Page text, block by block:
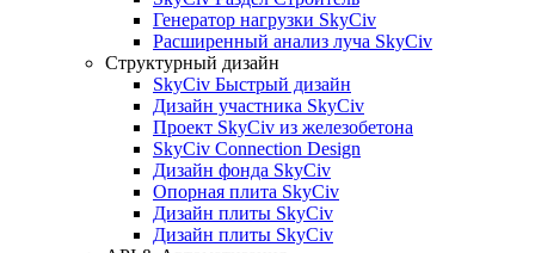
Генератор нагрузки SkyCiv
Расширенный анализ луча SkyCiv
Структурный дизайн
SkyCiv Быстрый дизайн
Дизайн участника SkyCiv
Проект SkyCiv из железобетона
SkyCiv Connection Design
Дизайн фонда SkyCiv
Опорная плита SkyCiv
Дизайн плиты SkyCiv
Дизайн плиты SkyCiv